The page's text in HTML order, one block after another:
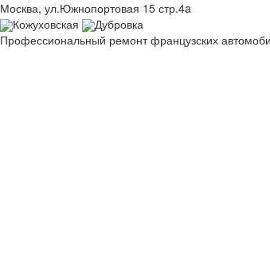
Москва, ул.Южнопортовая 15 стр.4a
Кожуховская
Дубровка
Профессиональный ремонт французских